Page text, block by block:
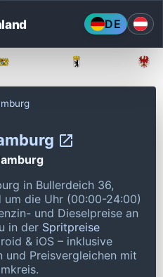
DE
in Bullerdeich 36,
die Uhr (00:00-24:00)
und Dieselpreise an
in der Spritpreise
& iOS – inklusive
Preisvergleichen mit